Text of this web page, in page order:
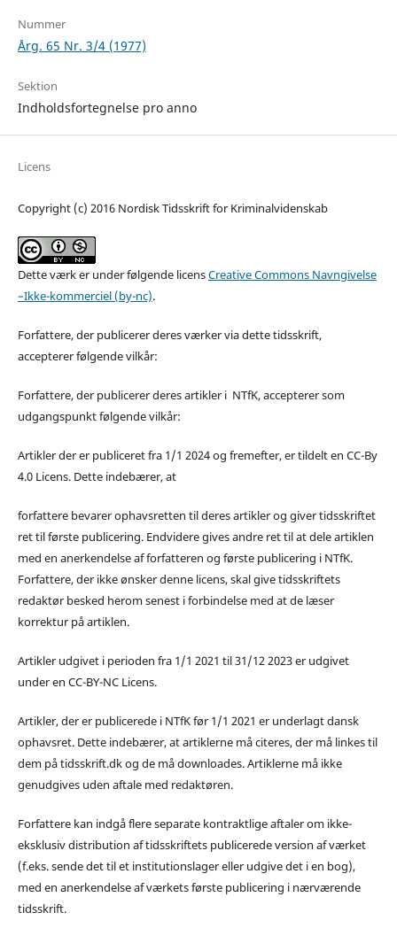
Nummer
Årg. 65 Nr. 3/4 (1977)
Sektion
Indholdsfortegnelse pro anno
Licens
Copyright (c) 2016 Nordisk Tidsskrift for Kriminalvidenskab
Dette værk er under følgende licensCreative Commons Navngivelse
–Ikke-kommerciel (by-nc).
Forfattere, der publicerer deres værker via dette tidsskrift,
accepterer følgende vilkår:
Forfattere, der publicerer deres artikler i NTfK, accepterer som
udgangspunkt følgende vilkår:
Artikler der er publiceret fra 1/1 2024 og fremefter, er tildelt en CC-By
4.0 Licens. Dette indebærer, at
forfattere bevarer ophavsretten til deres artikler og giver tidsskriftet
ret til første publicering. Endvidere gives andre ret til at dele artiklen
med en anerkendelse af forfatteren og første publicering i NTfK.
Forfattere, der ikke ønsker denne licens, skal give tidsskriftets
redaktør besked herom senest i forbindelse med at de læser
korrektur på artiklen.
Artikler udgivet i perioden fra 1/1 2021 til 31/12 2023 er udgivet
under en CC-BY-NC Licens.
Artikler, der er publicerede i NTfK før 1/1 2021 er underlagt dansk
ophavsret. Dette indebærer, at artiklerne må citeres, der må linkes til
dem på tidsskrift.dk og de må downloades. Artiklerne må ikke
genudgives uden aftale med redaktøren.
Forfattere kan indgå flere separate kontraktlige aftaler om ikke-
eksklusiv distribution af tidsskriftets publicerede version af værket
(f.eks. sende det til et institutionslager eller udgive det i en bog),
med en anerkendelse af værkets første publicering i nærværende
tidsskrift.